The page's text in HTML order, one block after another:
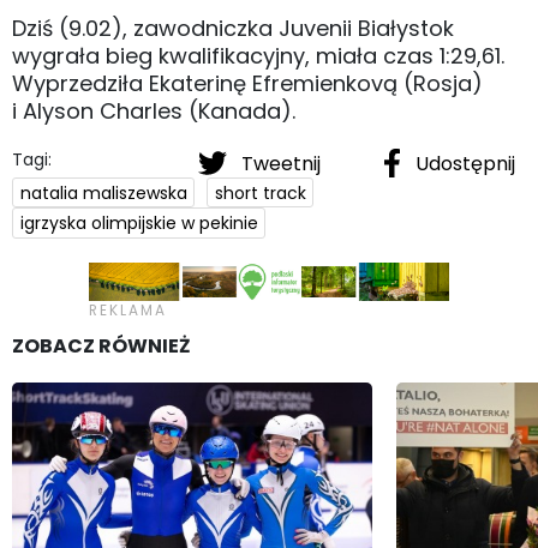
Dziś (9.02), zawodniczka Juvenii Białystok
wygrała bieg kwalifikacyjny, miała czas 1:29,61.
Wyprzedziła Ekaterinę Efremienkovą (Rosja)
i Alyson Charles (Kanada).
Tweetnij Udostępnij
Tagi:
natalia maliszewska
short track
igrzyska olimpijskie w pekinie
ZOBACZ RÓWNIEŻ